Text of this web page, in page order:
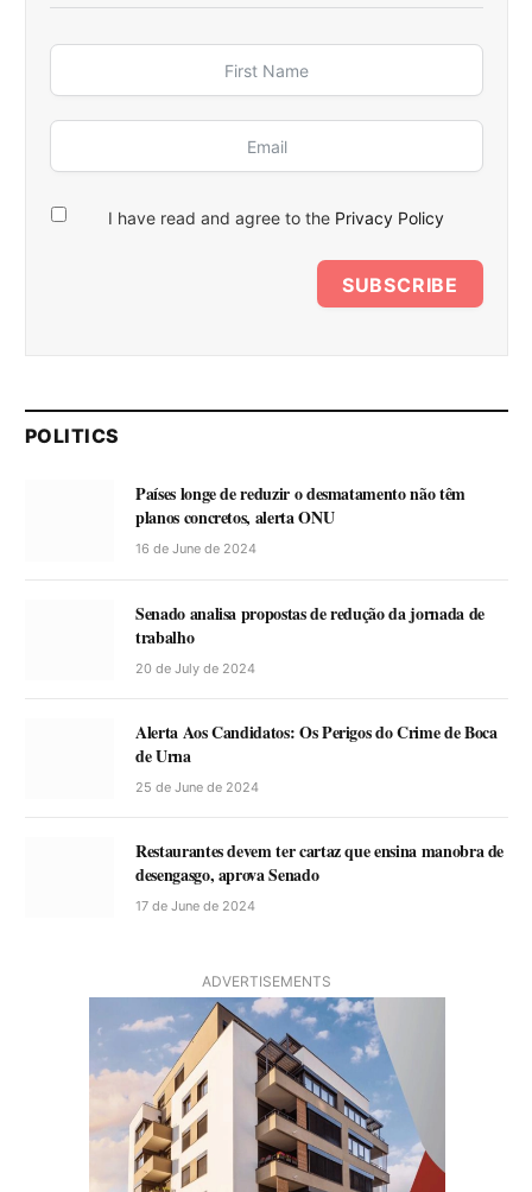
I have read and agree to the Privacy Policy
SUBSCRIBE
POLITICS
Países longe de reduzir o desmatamento não têm
planos concretos, alerta ONU
16 de June de 2024
Senado analisa propostas de redução da jornada de
trabalho
20 de July de 2024
Alerta Aos Candidatos: Os Perigos do Crime de Boca
de Urna
25 de June de 2024
Restaurantes devem ter cartaz que ensina manobra de
desengasgo, aprova Senado
17 de June de 2024
ADVERTISEMENTS